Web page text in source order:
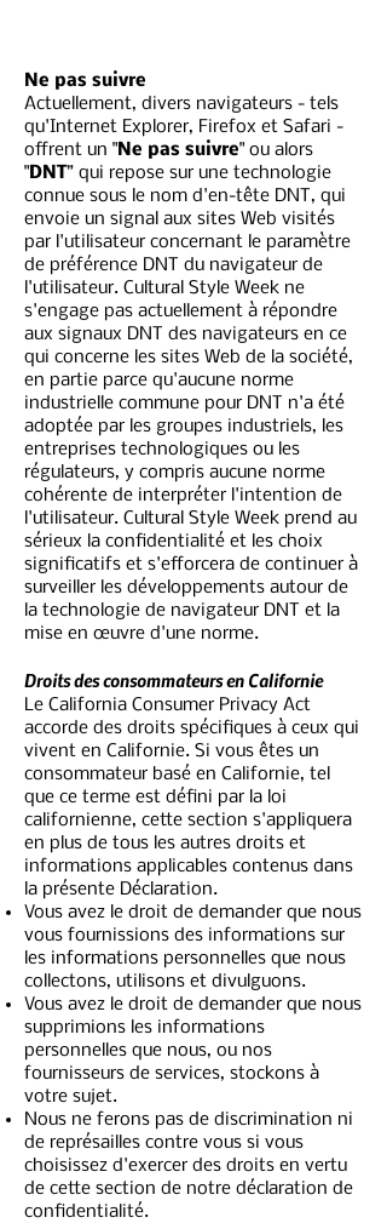
Ne pas suivre
Actuellement, divers navigateurs - tels
qu'Internet Explorer, Firefox et Safari -
offrent un "Ne pas suivre" ou alors
"DNT” qui repose sur une technologie
connue sous le nom d'en-tête DNT, qui
envoie un signal aux sites Web visités
par l'utilisateur concernant le paramètre
de préférence DNT du navigateur de
l'utilisateur. Cultural Style Week ne
s'engage pas actuellement à répondre
aux signaux DNT des navigateurs en ce
qui concerne les sites Web de la société,
en partie parce qu'aucune norme
industrielle commune pour DNT n'a été
adoptée par les groupes industriels, les
entreprises technologiques ou les
régulateurs, y compris aucune norme
cohérente de interpréter l'intention de
l'utilisateur. Cultural Style Week prend au
sérieux la confidentialité et les choix
significatifs et s'efforcera de continuer à
surveiller les développements autour de
la technologie de navigateur DNT et la
mise en œuvre d'une norme.
Droits des consommateurs en Californie
Le California Consumer Privacy Act
accorde des droits spécifiques à ceux qui
vivent en Californie. Si vous êtes un
consommateur basé en Californie, tel
que ce terme est défini par la loi
californienne, cette section s'appliquera
en plus de tous les autres droits et
informations applicables contenus dans
la présente Déclaration.
Vous avez le droit de demander que nous
vous fournissions des informations sur
les informations personnelles que nous
collectons, utilisons et divulguons.
Vous avez le droit de demander que nous
supprimions les informations
personnelles que nous, ou nos
fournisseurs de services, stockons à
votre sujet.
Nous ne ferons pas de discrimination ni
de représailles contre vous si vous
choisissez d'exercer des droits en vertu
de cette section de notre déclaration de
confidentialité.